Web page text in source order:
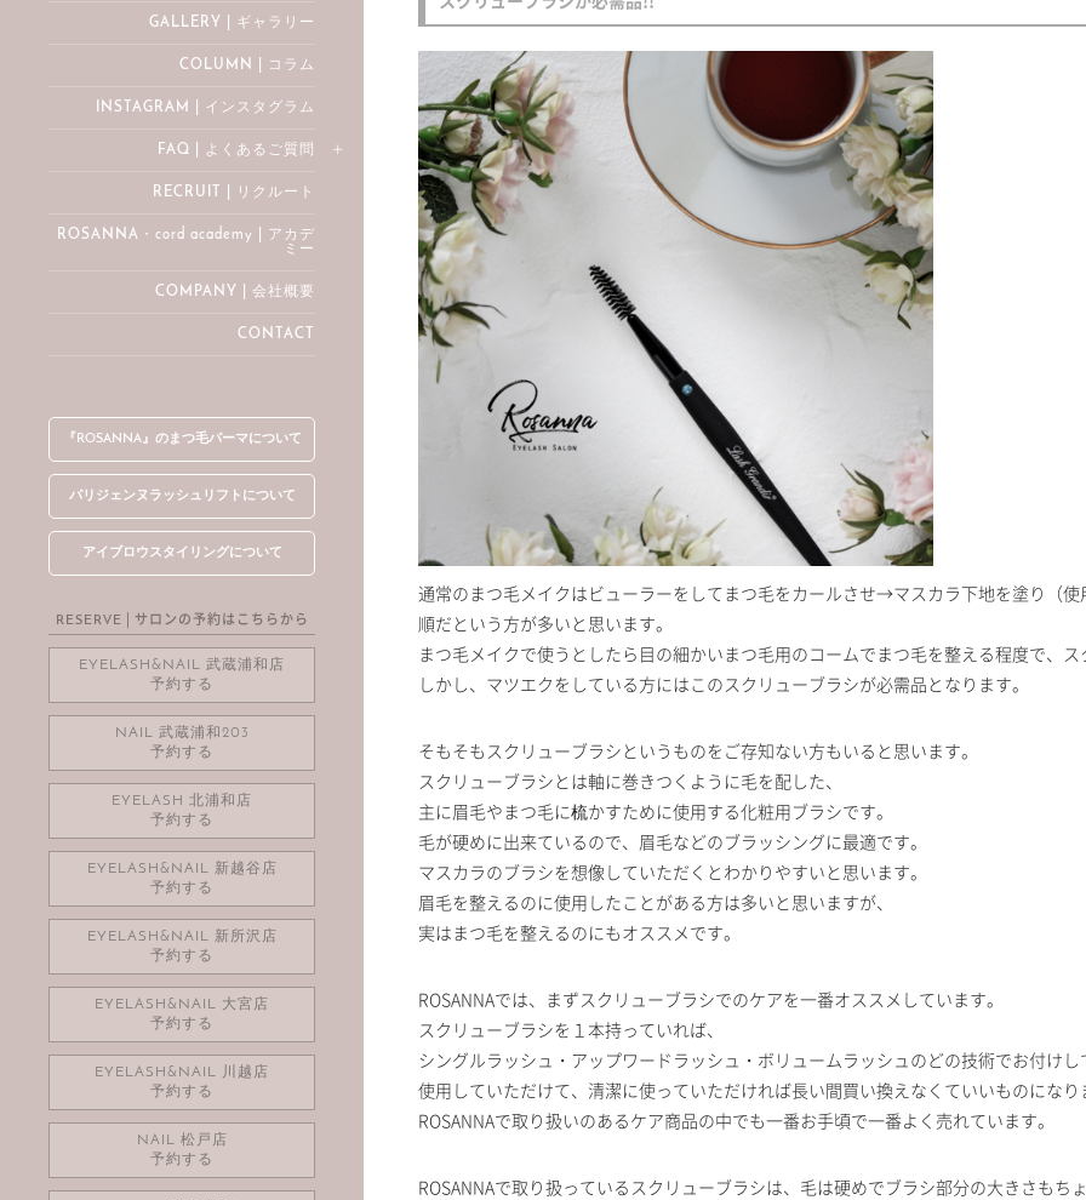
GALLERY | ギャラリー
COLUMN | コラム
INSTAGRAM | インスタグラム
FAQ | よくあるご質問
RECRUIT | リクルート
ROSANNA・cord academy | アカデ
ミー
COMPANY | 会社概要
CONTACT
『ROSANNA』のまつ毛パーマについて
パリジェンヌラッシュリフトについて
アイブロウスタイリングについて
RESERVE | サロンの予約はこちらから
EYELASH&NAIL 武蔵浦和店
予約する
NAIL 武蔵浦和203
予約する
EYELASH 北浦和店
予約する
EYELASH&NAIL 新越谷店
予約する
EYELASH&NAIL 新所沢店
予約する
EYELASH&NAIL 大宮店
予約する
EYELASH&NAIL 川越店
予約する
NAIL 松戸店
予約する
通常のまつ毛メイクはビューラーをしてまつ毛をカールさせ→マスカラ下地を塗り（
順だという方が多いと思います。
まつ毛メイクで使うとしたら目の細かいまつ毛用のコームでまつ毛を整える程度で、
しかし、マツエクをしている方にはこのスクリューブラシが必需品となります。
そもそもスクリューブラシというものをご存知ない方もいると思います。
スクリューブラシとは軸に巻きつくように毛を配した、
主に眉毛やまつ毛に梳かすために使用する化粧用ブラシです。
毛が硬めに出来ているので、眉毛などのブラッシングに最適です。
マスカラのブラシを想像していただくとわかりやすいと思います。
眉毛を整えるのに使用したことがある方は多いと思いますが、
実はまつ毛を整えるのにもオススメです。
ROSANNAでは、まずスクリューブラシでのケアを一番オススメしています。
スクリューブラシを１本持っていれば、
シングルラッシュ・アップワードラッシュ・ボリュームラッシュのどの技術でお付けし
使用していただけて、清潔に使っていただければ長い間買い換えなくていいものになり
ROSANNAで取り扱いのあるケア商品の中でも一番お手頃で一番よく売れています。
ROSANNAで取り扱っているスクリューブラシは、毛は硬めでブラシ部分の大きさもち